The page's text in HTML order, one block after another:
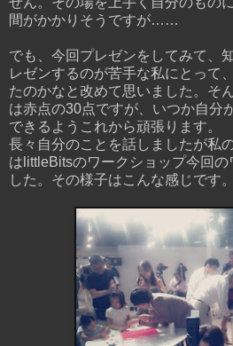
間がかかりそうですが……
でも、今回プレゼンをしてみて、
レゼンするのが苦手な私にとって
たのかなと改めて思いました。そ
は赤点の30点ですが、いつか自分
できるようこれから頑張ります。
長々自分のことを話しましたが私
はlittleBitsのワークショップ今回の
した。その様子はこんな感じです。